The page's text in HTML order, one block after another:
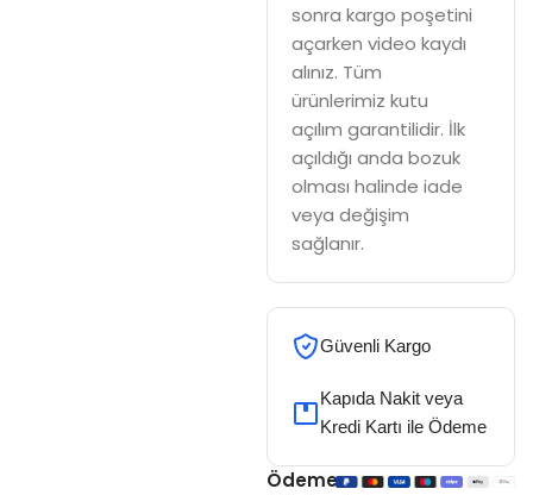
sonra kargo poşetini
açarken video kaydı
alınız. Tüm
ürünlerimiz kutu
açılım garantilidir. İlk
açıldığı anda bozuk
olması halinde iade
veya değişim
sağlanır.
Güvenli Kargo
Kapıda Nakit veya
Kredi Kartı ile Ödeme
Ödeme